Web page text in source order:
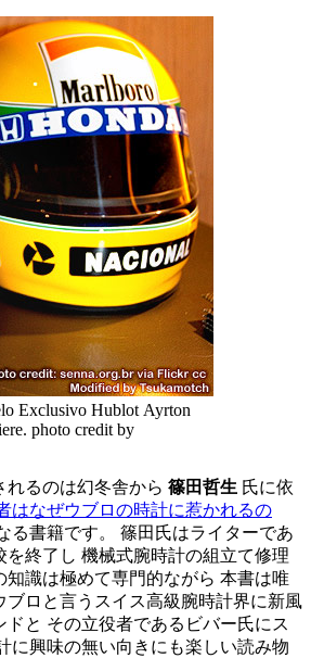
Exclusivo Hublot Ayrton
photo credit by
れるのは幻冬舎から 篠田哲生 氏に依
はなぜウブロの時計に惹かれるの
る書籍です。 篠田氏はライターであ
を終了し 機械式腕時計の組立て修理
知識は極めて専門的ながら 本書は唯
ブロと言うスイス高級腕時計界に新風
ドと その立役者であるビバー氏にス
に興味の無い向きにも楽しい読み物